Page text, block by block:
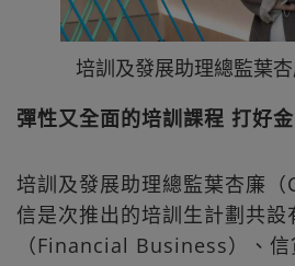
培訓及發展助理總監葉杏
彈性又全面的培訓課程 打好
培訓及發展助理總監葉杏廉
信是次推出的培訓生計劃共設
（Financial Business）、信